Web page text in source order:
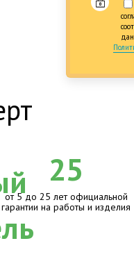
25
от 5 до 25 лет официальной
гарантии на работы и изделия